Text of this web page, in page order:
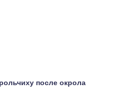
после окрола